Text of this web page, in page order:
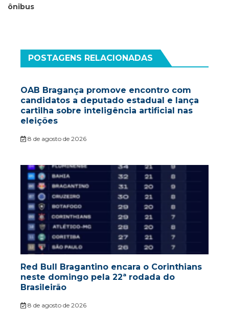
ônibus
POSTAGENS RELACIONADAS
OAB Bragança promove encontro com
candidatos a deputado estadual e lança
cartilha sobre inteligência artificial nas
eleições
8 de agosto de 2026
Red Bull Bragantino encara o Corinthians
neste domingo pela 22ª rodada do
Brasileirão
8 de agosto de 2026